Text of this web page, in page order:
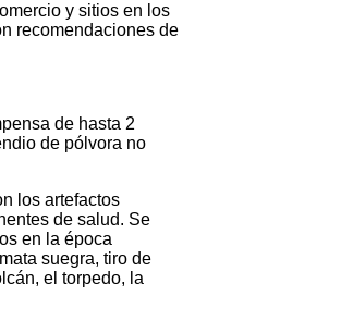
y sitios en los
recomendaciones de
de hasta 2
de pólvora no
los artefactos
de salud. Se
en la época
suegra, tiro de
el torpedo, la